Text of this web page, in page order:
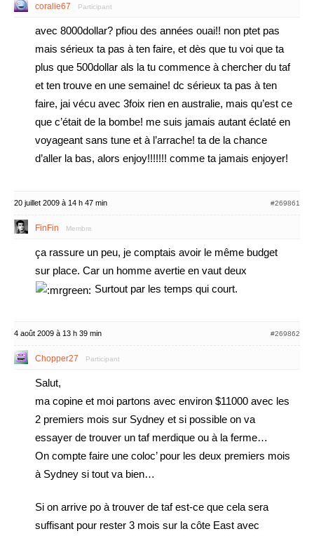
coralie67 Participant
avec 8000dollar? pfiou des années ouai!! non ptet pas
mais sérieux ta pas à ten faire, et dès que tu voi que ta
plus que 500dollar als la tu commence à chercher du taf
et ten trouve en une semaine! dc sérieux ta pas à ten
faire, jai vécu avec 3foix rien en australie, mais qu’est ce
que c’était de la bombe! me suis jamais autant éclaté en
voyageant sans tune et à l’arrache! ta de la chance
d’aller la bas, alors enjoy!!!!!!! comme ta jamais enjoyer!
20 juillet 2009 à 14 h 47 min #269861
FinFin Membre
ça rassure un peu, je comptais avoir le même budget
sur place. Car un homme avertie en vaut deux
Surtout par les temps qui court.
4 août 2009 à 13 h 39 min #269862
Chopper27 Participant
Salut,
ma copine et moi partons avec environ $11000 avec les
2 premiers mois sur Sydney et si possible on va
essayer de trouver un taf merdique ou à la ferme…
On compte faire une coloc’ pour les deux premiers mois
à Sydney si tout va bien…
Si on arrive po à trouver de taf est-ce que cela sera
suffisant pour rester 3 mois sur la côte East avec